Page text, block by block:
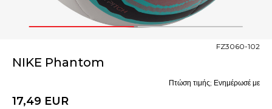
1 2
NIKE Phantom
FZ3060-102
17,49 EUR
Πτώση τιμής; Ενημέρωσέ με